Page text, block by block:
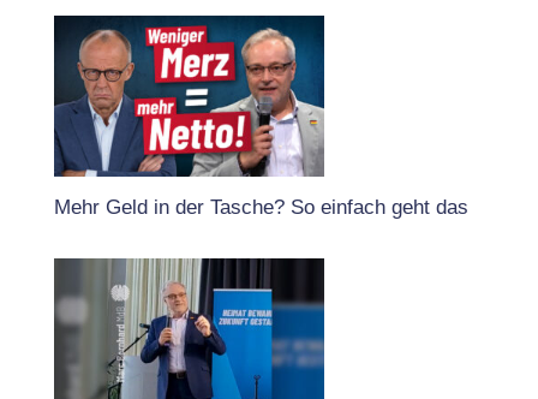
Mehr Geld in der Tasche? So einfach geht das